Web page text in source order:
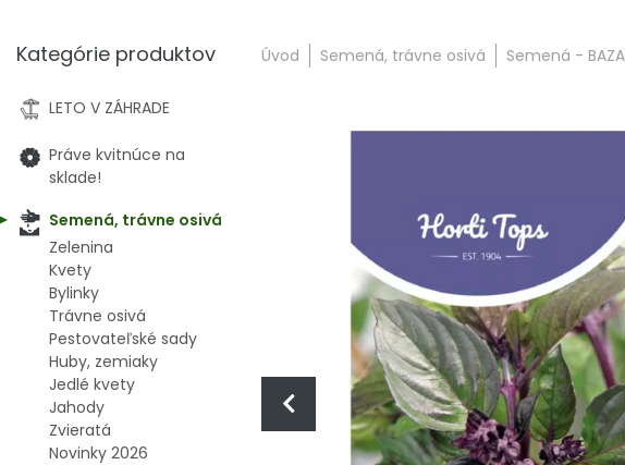
Úvod Semená, trávne osivá Semená -
Kategórie produktov
LETO V ZÁHRADE
Práve kvitnúce na
sklade!
Semená, trávne osivá
Zelenina
Kvety
Bylinky
Trávne osivá
Pestovateľské sady
Huby, zemiaky
Jedlé kvety
Jahody
Zvieratá
Novinky 2026